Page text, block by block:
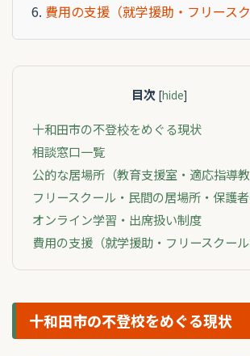
費用の支援（就学援助・フリースク
目次 [hide]
十和田市の不登校をめぐる現状
相談窓口一覧
公的な居場所（教育支援室・適応指導教
フリースクール・民間の居場所・保護
オンライン学習・出席扱い制度
費用の支援（就学援助・フリースクール
十和田市の不登校をめぐる現状